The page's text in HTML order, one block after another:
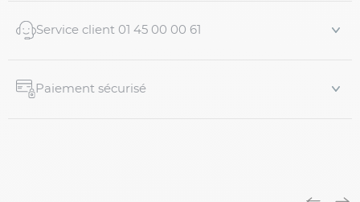
Service client 01 45 00 00 61
Paiement sécurisé